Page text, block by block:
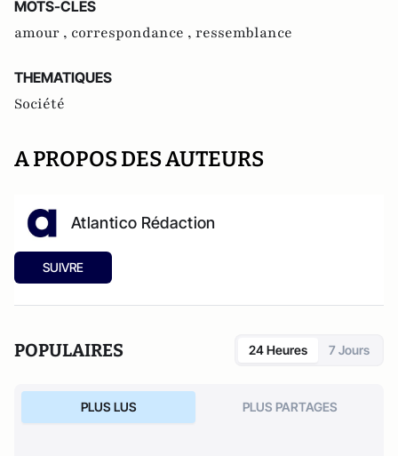
MOTS-CLES
amour , correspondance , ressemblance
THEMATIQUES
Société
A PROPOS DES AUTEURS
Atlantico Rédaction
SUIVRE
POPULAIRES 24 Heures 7 Jours
PLUS LUS PLUS PARTAGES